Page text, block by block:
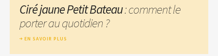
Ciré jaune Petit Bateau: comment le
porter au quotidien ?
EN SAVOIR PLUS